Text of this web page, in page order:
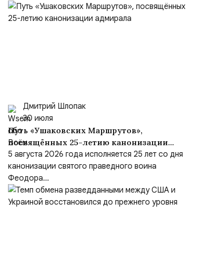
Дмитрий Шлопак
30 июля
Путь «Ушаковских Маршрутов»,
посвящённых 25-летию канонизации
адмирала
5 августа 2026 года исполняется 25 лет со дня
канонизации святого праведного воина
Феодора...